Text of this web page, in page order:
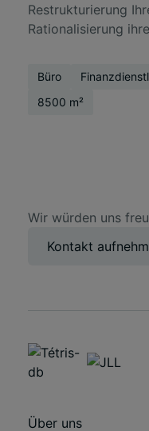
Restrukturierung
Rationalisierung
Büro
8500 m²
Wir würden uns
Kontakt
Über uns